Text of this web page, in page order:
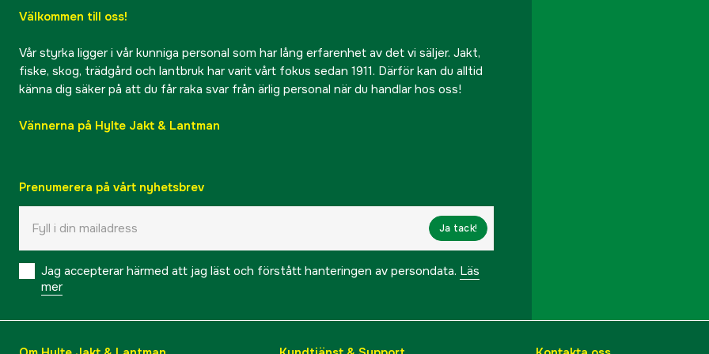
Välkommen till oss!
Vår styrka ligger i vår kunniga personal som har lång erfarenhet av det vi säljer. Jakt,
fiske, skog, trädgård och lantbruk har varit vårt fokus sedan 1911. Därför kan du alltid
känna dig säker på att du får raka svar från ärlig personal när du handlar hos oss!
Vännerna på Hylte Jakt & Lantman
Prenumerera på vårt nyhetsbrev
Ja tack!
Jag accepterar härmed att jag läst och förstått hanteringen av persondata. Läs
mer